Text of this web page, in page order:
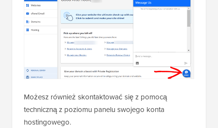
Możesz również skontaktować się z pomocą
techniczną z poziomu panelu swojego konta
hostingowego.